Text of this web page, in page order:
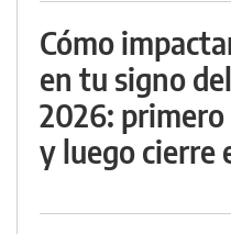
Cómo
en tu signo
2026:
y luego cierre